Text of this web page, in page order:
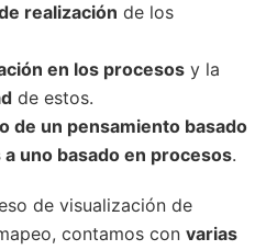
realización de los
en los procesos y la
de estos.
de un pensamiento basado
uno basado en procesos.
de visualización de
contamos convarias